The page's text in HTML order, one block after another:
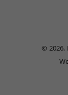
©